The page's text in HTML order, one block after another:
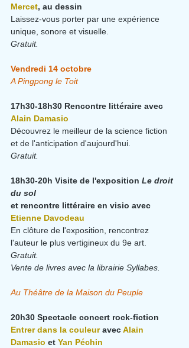
Mercet, au dessin
Laissez-vous porter par une expérience
unique, sonore et visuelle.
Gratuit.
Vendredi 14 octobre
A Pingpong le Toit
17h30-18h30 Rencontre littéraire avec
Alain Damasio
Découvrez le meilleur de la science fiction
et de l'anticipation d'aujourd'hui.
Gratuit.
18h30-20h Visite de l'exposition Le droit
du sol
et rencontre littéraire en visio avec
Etienne Davodeau
En clôture de l'exposition, rencontrez
l'auteur le plus vertigineux du 9e art.
Gratuit.
Vente de livres avec la librairie Syllabes.
Au Théâtre de la Maison du Peuple
20h30 Spectacle concert rock-fiction
Entrer dans la couleur avec Alain
Damasio et Yan Péchin